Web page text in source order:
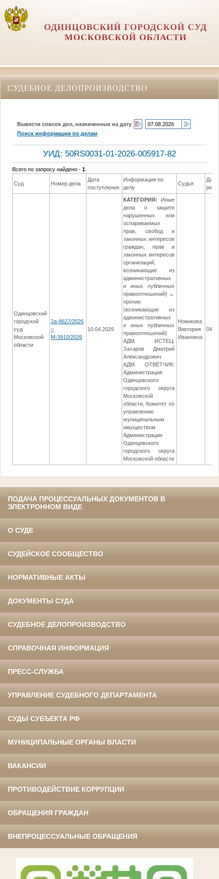
ОДИНЦОВСКИЙ ГОРОДСКОЙ СУД
МОСКОВСКОЙ ОБЛАСТИ
СУДЕБНОЕ ДЕЛОПРОИЗВОДСТВО
Вывести список дел, назначенных на дату
Поиск информации по делам
УИД: 50RS0031-01-2026-005917-82
Всего по запросу найдено -1
Суд Номер дела
Дата
поступления
Информация по
делу
Судья
Дата
Одинцовский
городской
суд
Московской
области
2а-8627/2026
~
М-3910/2026
10.04.2026
КАТЕГОРИЯ:
Иные
дела о защите
нарушенных или
оспариваемых
прав, свобод и
законных интересов
граждан, прав и
законных интересов
организаций,
возникающие из
административных
и иных публичных
правоотношений) →
прочие
(возникающие из
административных
и иных публичных
правоотношений)
АДМ. ИСТЕЦ:
Захаров Дмитрий
Александрович
АДМ. ОТВЕТЧИК:
Администрация
Одинцовского
городского округа
Московской
области, Комитет по
управлению
муниципальным
имуществом
Администрации
Одинцовского
городского округа
Московской области
Новикова
Виктория
Ивановна
ПОДАЧА ПРОЦЕССУАЛЬНЫХ ДОКУМЕНТОВ В
ЭЛЕКТРОННОМ ВИДЕ
О СУДЕ
СУДЕЙСКОЕ СООБЩЕСТВО
НОРМАТИВНЫЕ АКТЫ
ДОКУМЕНТЫ СУДА
СУДЕБНОЕ ДЕЛОПРОИЗВОДСТВО
СПРАВОЧНАЯ ИНФОРМАЦИЯ
ПРЕСС-СЛУЖБА
УПРАВЛЕНИЕ СУДЕБНОГО ДЕПАРТАМЕНТА
СУДЫ СУБЪЕКТА РФ
МУНИЦИПАЛЬНЫЕ ОРГАНЫ ВЛАСТИ
ВАКАНСИИ
ПРОТИВОДЕЙСТВИЕ КОРРУПЦИИ
ОБРАЩЕНИЯ ГРАЖДАН
ВНЕПРОЦЕССУАЛЬНЫЕ ОБРАЩЕНИЯ